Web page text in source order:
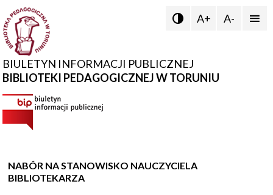
BIULETYN INFORMACJI PUBLICZNEJ
BIBLIOTEKI PEDAGOGICZNEJ W TORUNIU
 A+ A- 
NABÓR NA STANOWISKO NAUCZYCIELA
BIBLIOTEKARZA